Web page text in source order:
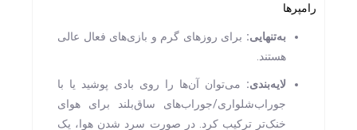
رامپرها
به‌تنهایی: برای روزهای گرم و بازی‌های فعال عالی
هستند.
لایه‌بندی: می‌توان آن‌ها را روی بادی پوشید یا با
جوراب‌شلواری/جوراب‌های ساق‌بلند برای هوای
خنک‌تر ترکیب کرد. در صورت سرد شدن هوا، یک